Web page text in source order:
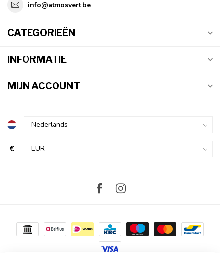
info@atmosvert.be
CATEGORIEËN
INFORMATIE
MIJN ACCOUNT
€